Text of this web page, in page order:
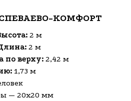
КОМФОРТ
2 м
2 м
по верху:2,42 м
1,73 м
— 20х20 мм